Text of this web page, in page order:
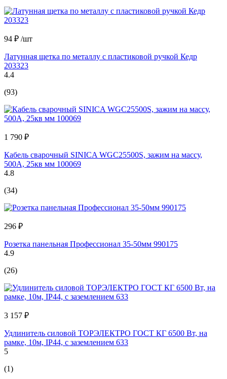
94 ₽ /шт
Латунная щетка по металлу с пластиковой ручкой Кедр
203323
4.4
(93)
1 790 ₽
Кабель сварочный SINICA WGC25500S, зажим на массу,
500А, 25кв мм 100069
4.8
(34)
296 ₽
Розетка панельная Профессионал 35-50мм 990175
4.9
(26)
3 157 ₽
Удлинитель силовой ТОРЭЛЕКТРО ГОСТ КГ 6500 Вт, на
рамке, 10м, IP44, с заземлением 633
5
(1)